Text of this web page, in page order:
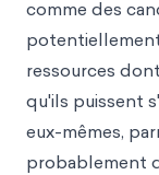
comme des
ressources
qu'ils puissent
eux-mêmes,
probablement